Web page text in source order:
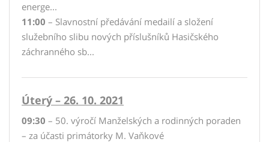
energe...
11:00 – Slavnostní předávání medailí a složení
služebního slibu nových příslušníků Hasičského
záchranného sb...
Úterý – 26. 10. 2021
09:30 – 50. výročí Manželských a rodinných poraden
– za účasti primátorky M. Vaňkové